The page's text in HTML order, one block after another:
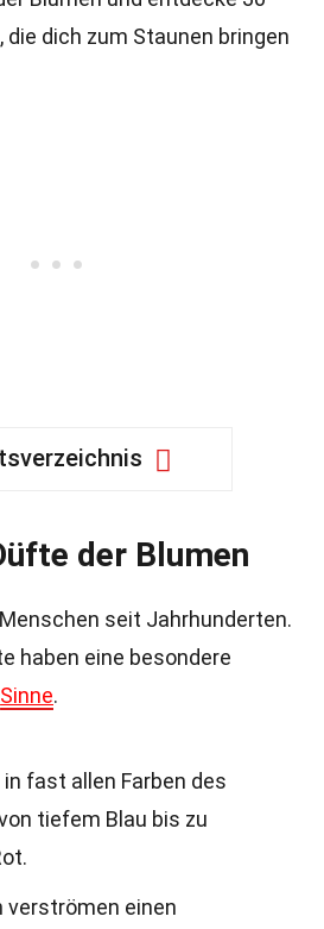
dich zum Staunen bringen
der Blumen
seit Jahrhunderten.
haben eine besondere
Sinne.
fast allen Farben des
tiefem Blau bis zu
verströmen einen